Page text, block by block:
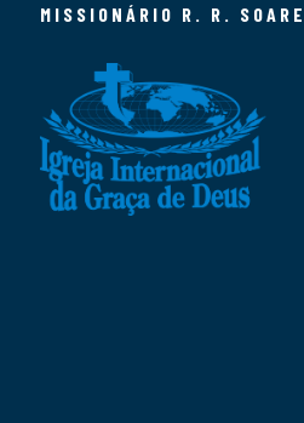
MISSIONÁRIO R. R.